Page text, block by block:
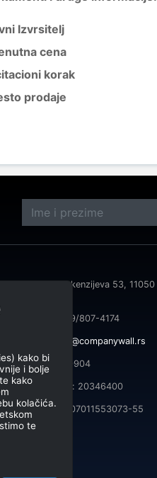
Izvrsitelj
cena
korak
prodaje
Adresa: Makenzijeva 53, 11050
Telefon: 069/807-4174
info@companywall.rs
PIB: 105340904
Matični broj: 20346400
TR: 165-0007011553073-55
kako bi
i bolje
kako
kolačića.
te